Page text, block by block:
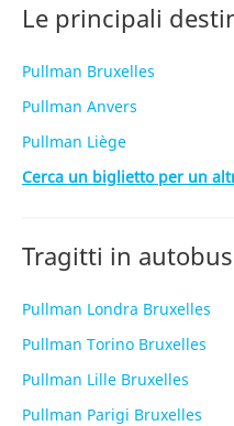
Le principali
Pullman Bruxelles
Pullman Anvers
Pullman Liège
Cerca un biglietto per un
Tragitti in
Pullman Londra Bruxelles
Pullman Torino Bruxelles
Pullman Lille Bruxelles
Pullman Parigi Bruxelles